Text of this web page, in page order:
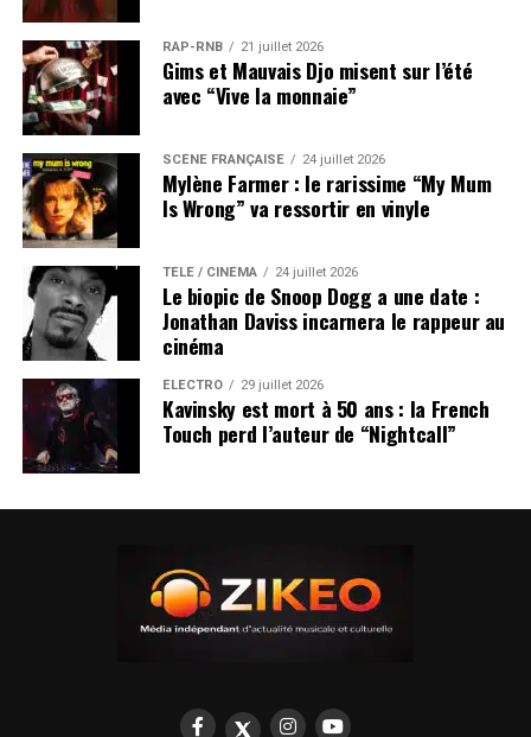
RAP-RNB 21 juillet 2026
Gims et Mauvais Djo misent sur l’été
avec “Vive la monnaie”
SCÈNE FRANÇAISE 24 juillet 2026
Mylène Farmer : le rarissime “My Mum
Is Wrong” va ressortir en vinyle
TÉLÉ / CINÉMA 24 juillet 2026
Le biopic de Snoop Dogg a une date :
Jonathan Daviss incarnera le rappeur au
cinéma
ÉLECTRO 29 juillet 2026
Kavinsky est mort à 50 ans : la French
Touch perd l’auteur de “Nightcall”